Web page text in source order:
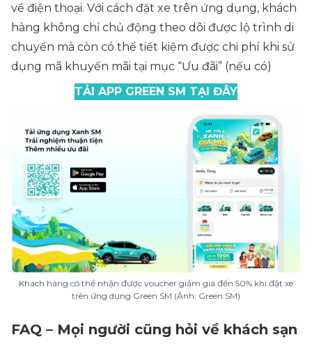
về điện thoại. Với cách đặt xe trên ứng dụng, khách
hàng không chỉ chủ động theo dõi được lộ trình di
chuyển mà còn có thể tiết kiệm được chi phí khi sử
dụng mã khuyến mãi tại mục “Ưu đãi” (nếu có)
TẢI APP GREEN SM TẠI ĐÂY
Khách hàng có thể nhận được voucher giảm giá đến 50% khi đặt xe
trên ứng dụng Green SM (Ảnh: Green SM)
FAQ – Mọi người cũng hỏi về khách sạn